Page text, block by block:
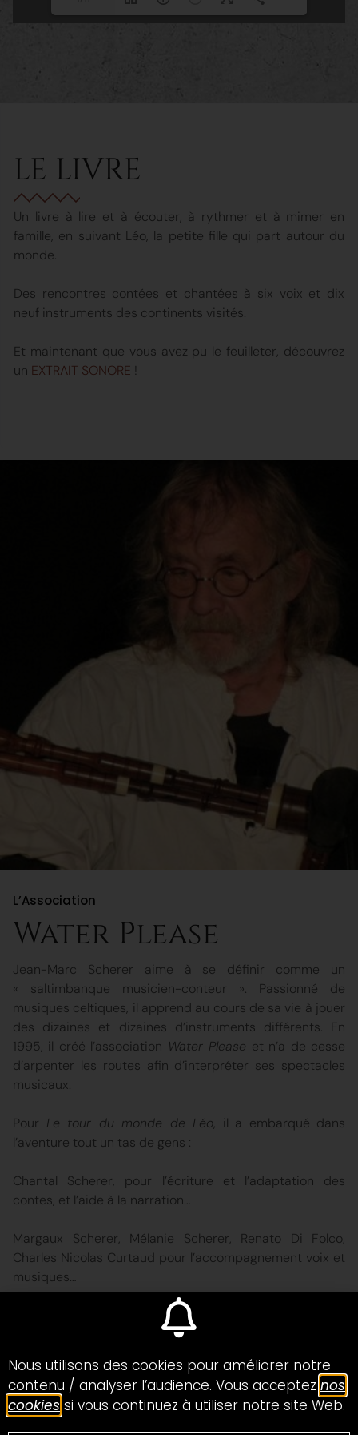
LE LIVRE
Un livre à lire et à écouter, à rythmer et à mimer en
famille, en suivant Léo, la petite fille qui part autour du
monde.
Des rencontres contées et chantées à six voix et dix
neuf instruments des continents visités.
Et maintenant que vous avez pu le feuilleter, découvrez
un EXTRAIT SONORE !
L’Association
Water Please
Jean-Marc Scherer aime à se définir comme un
« saltimbanque musicien-conteur ». Passionné de
musiques celtiques, il apprend au cours de sa vie à jouer
des dizaines et dizaines d’instruments différents. En
1995, il créé l’association Water Please et n’a de cesse
d’arpenter les routes afin d’interpréter ses spectacles
musicaux.
Pour Le tour du monde de Léo, il a embarqué dans
l’aventure tout un tas de gens :
Chantal Scherer, pour l’écriture et l’adaptation des
contes, et l’aide à la narration…
Margaux Scherer, Mélanie Scherer, Renato Di Folco,
Charles Nicolas Curtaud pour l’accompagnement voix et
musiques…
et Adèle Bessin pour les illustrations.
Nous utilisons des cookies pour améliorer notre
contenu / analyser l’audience. Vous acceptez nos
cookies si vous continuez à utiliser notre site Web.